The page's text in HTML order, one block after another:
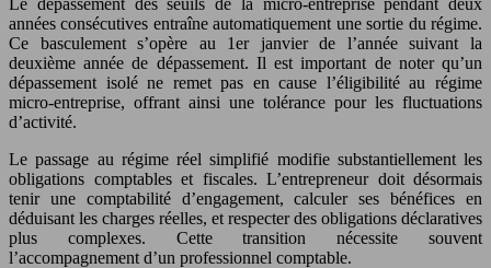
années consécutives entraîne automatiquement une sortie du régime.
Ce basculement s’opère au 1er janvier de l’année suivant la
deuxième année de dépassement. Il est important de noter qu’un
dépassement isolé ne remet pas en cause l’éligibilité au régime
micro-entreprise, offrant ainsi une tolérance pour les fluctuations
d’activité.
Le passage au régime réel simplifié modifie substantiellement les
obligations comptables et fiscales. L’entrepreneur doit désormais
tenir une comptabilité d’engagement, calculer ses bénéfices en
déduisant les charges réelles, et respecter des obligations déclaratives
plus complexes. Cette transition nécessite souvent
l’accompagnement d’un professionnel comptable.